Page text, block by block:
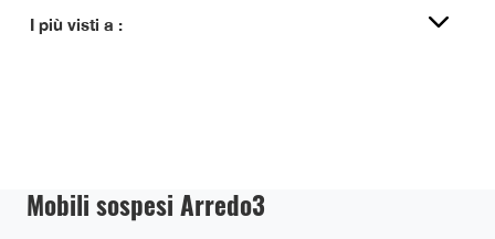
I più visti a :
Mobili sospesi Arredo3